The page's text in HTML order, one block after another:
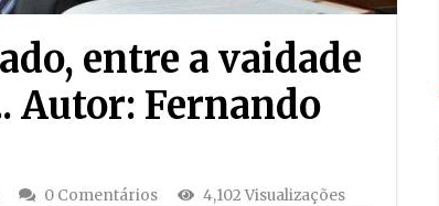
entre a vaidade
Autor: Fernando
0 Comentários 4,102 Visualizações